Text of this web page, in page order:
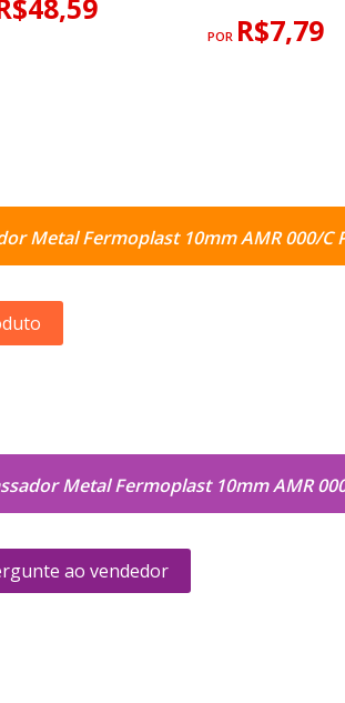
POR R$7,79
Metal Fermoplast 10mm AMR 000/C
Metal Fermoplast 10mm AMR
ao vendedor